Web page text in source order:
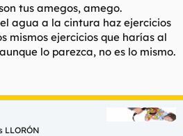
tus amegos, amego.
agua a la cintura haz ejercicios
mismos ejercicios que harías al
lo parezca, no es lo mismo.
LLORÓN